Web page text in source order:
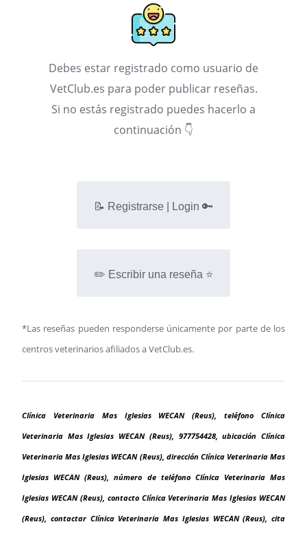
Debes estar registrado como usuario de
VetClub.es para poder publicar reseñas.
Si no estás registrado puedes hacerlo a
continuación 👇
📝 Registrarse | Login 🔑
✏️ Escribir una reseña ⭐
*Las reseñas pueden responderse únicamente por parte de los
centros veterinarios afiliados a VetClub.es.
Clínica Veterinaria Mas Iglesias WECAN (Reus), teléfono Clínica
Veterinaria Mas Iglesias WECAN (Reus), 977754428, ubicación Clínica
Veterinaria Mas Iglesias WECAN (Reus), dirección Clínica Veterinaria Mas
Iglesias WECAN (Reus), número de teléfono Clínica Veterinaria Mas
Iglesias WECAN (Reus), contacto Clínica Veterinaria Mas Iglesias WECAN
(Reus), contactar Clínica Veterinaria Mas Iglesias WECAN (Reus), cita